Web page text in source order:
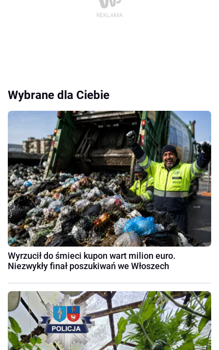
Wybrane dla Ciebie
Wyrzucił do śmieci kupon wart milion euro.
Niezwykły finał poszukiwań we Włoszech